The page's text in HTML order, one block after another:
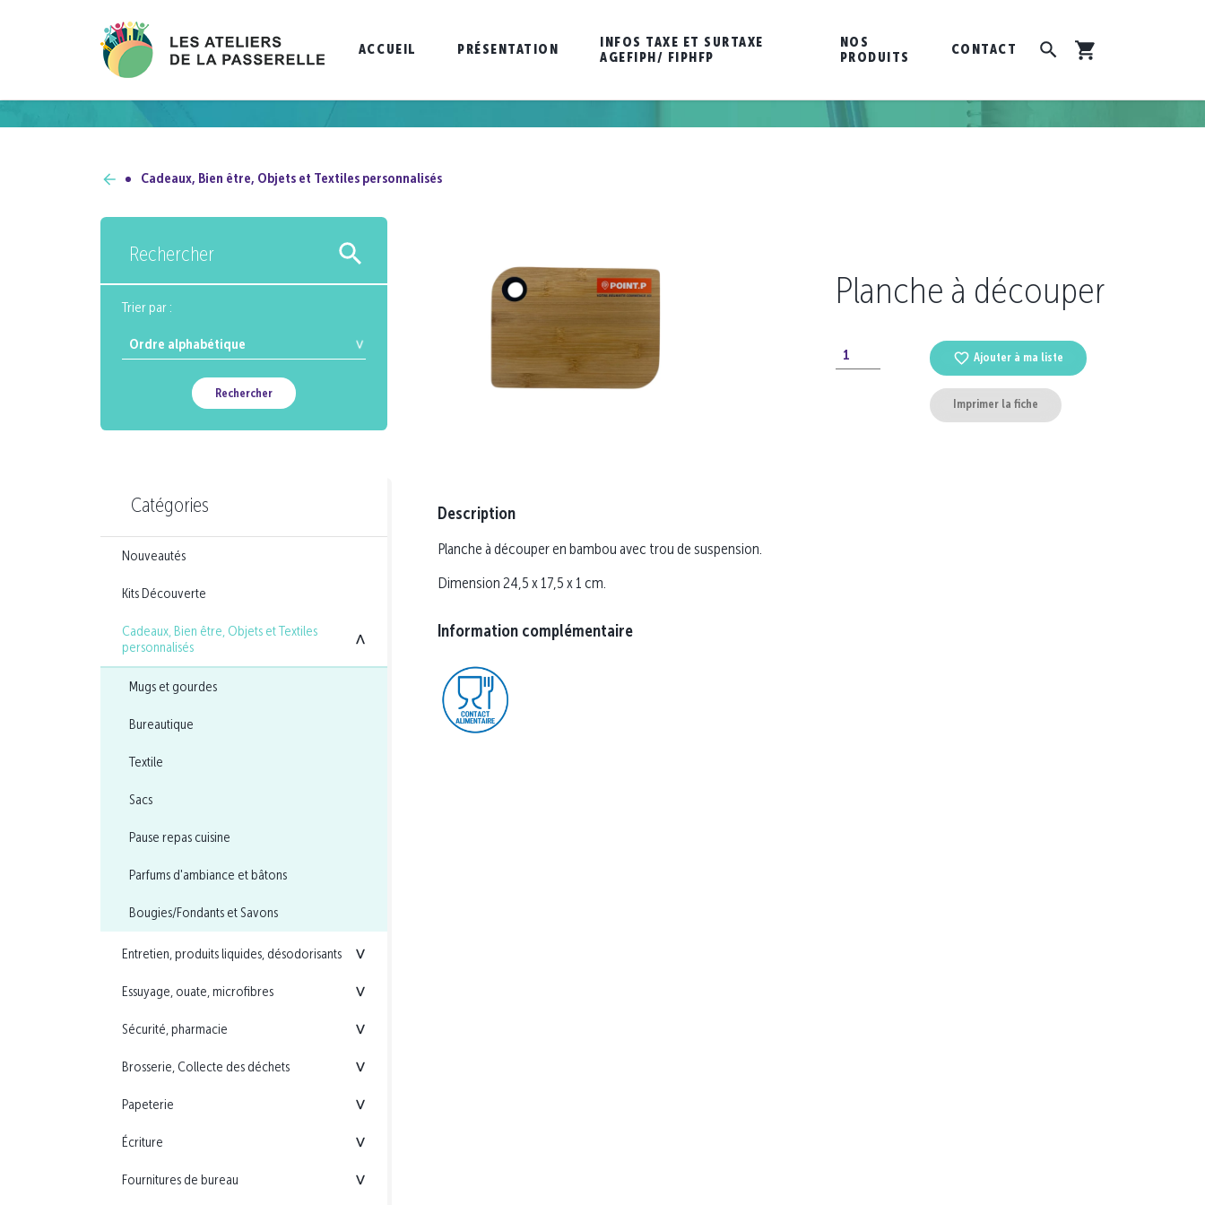
ACCUEIL PRÉSENTATION
INFOS TAXE ET SURTAXE
AGEFIPH/ FIPHFP
NOS
PRODUITS
CONTACT
Cadeaux, Bien être, Objets et Textiles personnalisés
Rechercher
Trier par :
Rechercher
Catégories
Nouveautés
Kits Découverte
Cadeaux, Bien être, Objets et Textiles
personnalisés
<
Mugs et gourdes
Bureautique
Textile
Sacs
Pause repas cuisine
Parfums d'ambiance et bâtons
Bougies/Fondants et Savons
Entretien, produits liquides, désodorisants <
Essuyage, ouate, microfibres <
Sécurité, pharmacie <
Brosserie, Collecte des déchets <
Papeterie <
Écriture <
Fournitures de bureau <
Planche à découper
Ajouter à ma liste
Imprimer la fiche
Description
Planche à découper en bambou avec trou de suspension.
Dimension 24,5 x 17,5 x 1 cm.
Information complémentaire